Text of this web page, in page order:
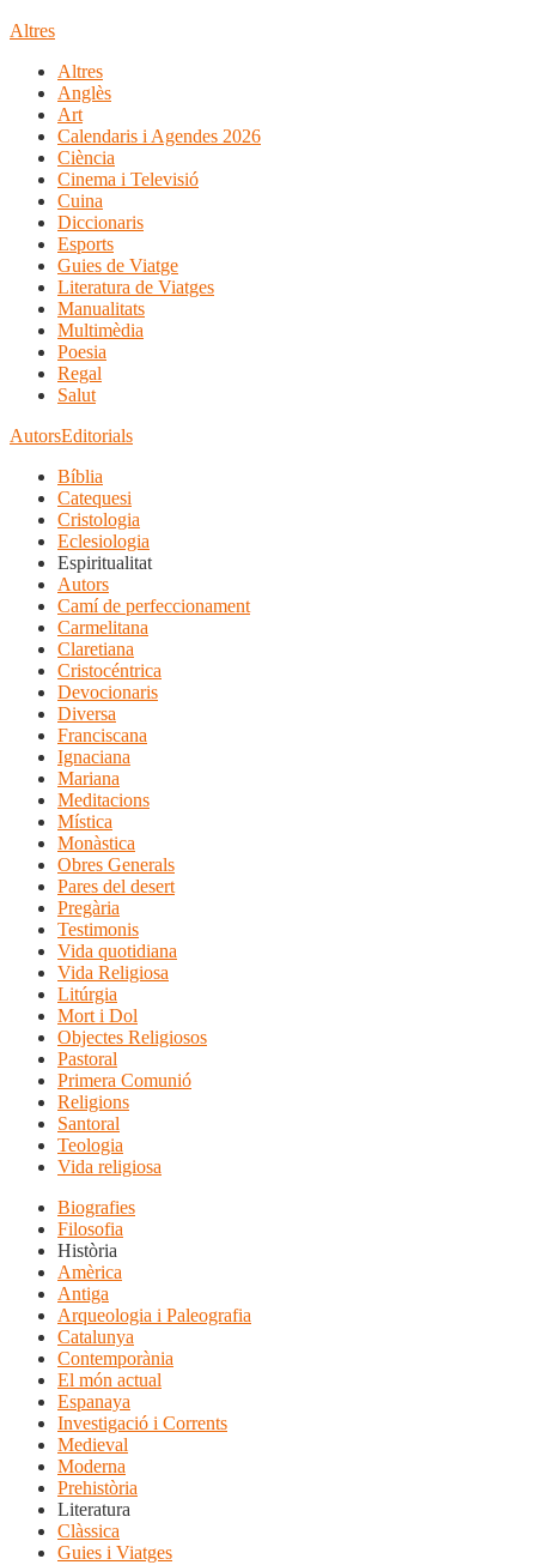
Altres
Altres
Anglès
Art
Calendaris i Agendes 2026
Ciència
Cinema i Televisió
Cuina
Diccionaris
Esports
Guies de Viatge
Literatura de Viatges
Manualitats
Multimèdia
Poesia
Regal
Salut
AutorsEditorials
Bíblia
Catequesi
Cristologia
Eclesiologia
Espiritualitat
Autors
Camí de perfeccionament
Carmelitana
Claretiana
Cristocéntrica
Devocionaris
Diversa
Franciscana
Ignaciana
Mariana
Meditacions
Mística
Monàstica
Obres Generals
Pares del desert
Pregària
Testimonis
Vida quotidiana
Vida Religiosa
Litúrgia
Mort i Dol
Objectes Religiosos
Pastoral
Primera Comunió
Religions
Santoral
Teologia
Vida religiosa
Biografies
Filosofia
Història
Amèrica
Antiga
Arqueologia i Paleografia
Catalunya
Contemporània
El món actual
Espanaya
Investigació i Corrents
Medieval
Moderna
Prehistòria
Literatura
Clàssica
Guies i Viatges